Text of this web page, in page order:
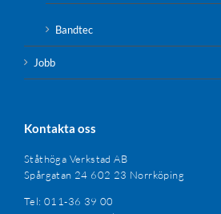
Bandtec
Jobb
Kontakta oss
Ståthöga Verkstad AB
Spårgatan 24 602 23 Norrköping
Tel: 011-36 39 00